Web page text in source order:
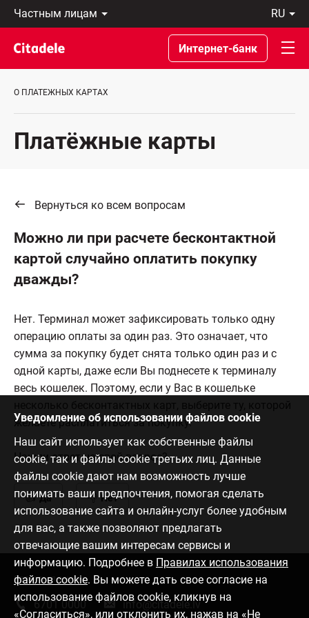
Частным
лицам
Предприятиям
Private
Banking
банке
ru
Latviski
По-
русски
In
Интернет-банк
О ПЛАТЕЖНЫХ КАРТАХ
Платёжные карты
Вернуться ко всем вопросам
Можно ли при расчете бесконтактной
картой случайно оплатить покупку
дважды?
Нет. Терминал может зафиксировать только одну
операцию оплаты за один раз. Это означает, что
сумма за покупку будет снята только один раз и с
одной карты, даже если Вы поднесете к терминалу
весь кошелек. Поэтому, если у Вас в кошельке
желаете расплатиться за покупку.
Нашли ответ на свой вопрос?
Да Нет
Уведомление об использовании файлов cookie
Наш сайт использует как собственные файлы
cookie, так и файлы cookie третьих лиц. Данные
файлы cookie дают нам возможность лучше
понимать ваши предпочтения, помогая сделать
использование сайта и онлайн-услуг более удобным
для вас, а также позволяют предлагать
отвечающие вашим интересам сервисы и
информацию. Подробнее в Правилах использования
файлов cookie. Вы можете дать свое согласие на
использование файлов cookie, кликнув на
«Согласиться», или отклонить их, нажав на «Не
Связаться с нами
6701 0000 info@citadele.lv